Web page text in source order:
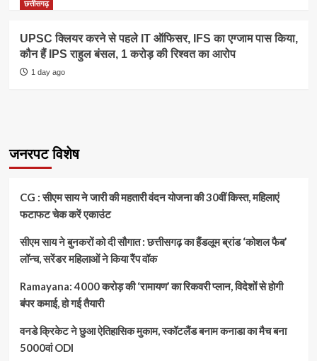
छत्तीसगढ़
UPSC क्लियर करने से पहले IT ऑफिसर, IFS का एग्जाम पास किया,
कौन हैं IPS राहुल बंसल, 1 करोड़ की रिश्वत का आरोप
1 day ago
जनरपट विशेष
CG : सीएम साय ने जारी की महतारी वंदन योजना की 30वीं किस्त, महिलाएं
फटाफट चेक करें एकाउंट
सीएम साय ने बुनकरों को दी सौगात : छत्तीसगढ़ का हैंडलूम ब्रांड ‘कोशल फैब’
लॉन्च, सरेंडर महिलाओं ने किया रैंप वॉक
Ramayana: 4000 करोड़ की ‘रामायण’ का रिकवरी प्लान, विदेशों से होगी
बंपर कमाई, हो गई तैयारी
वनडे क्रिकेट ने छुआ ऐतिहासिक मुकाम, स्कॉटलैंड बनाम कनाडा का मैच बना
5000वां ODI